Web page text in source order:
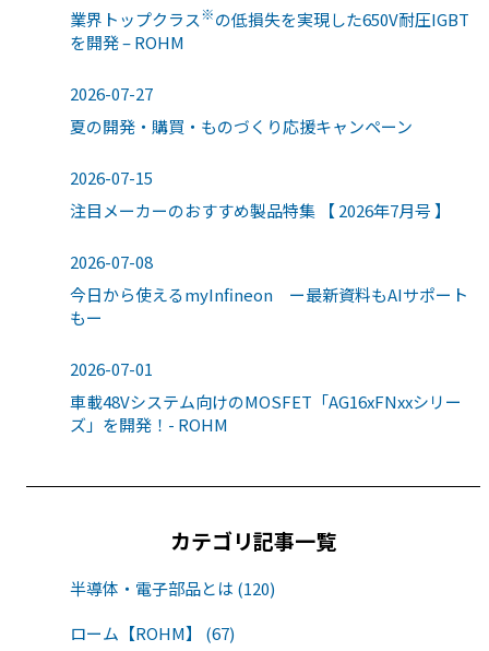
業界トップクラス※の低損失を実現した650V耐圧IGBT
を開発 – ROHM
2026-07-27
夏の開発・購買・ものづくり応援キャンペーン
2026-07-15
注目メーカーのおすすめ製品特集 【 2026年7月号 】
2026-07-08
今日から使えるmyInfineon ー最新資料もAIサポート
もー
2026-07-01
車載48Vシステム向けのMOSFET「AG16xFNxxシリー
ズ」を開発！- ROHM
カテゴリ記事一覧
半導体・電子部品とは (120)
ローム【ROHM】 (67)